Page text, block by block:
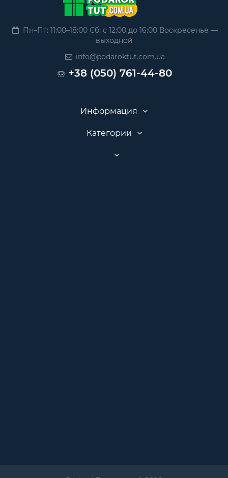
Пн–Пт: 11:00–18:00 Сб: с 12:00 до 16:00 Воскресенье —
выходной
info@podaroktut.com.ua
+38 (050) 761-44-80
Информация
Категории